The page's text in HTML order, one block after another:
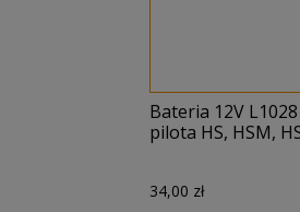
Bateria 12V
pilota HS, HSM,
34,00 zł